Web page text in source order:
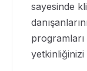
sayesinde